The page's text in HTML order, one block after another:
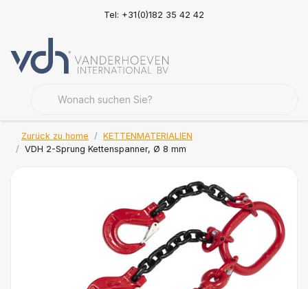
Tel: +31(0)182 35 42 42
Zurück zu home
KETTENMATERIALIEN
VDH 2-Sprung Kettenspanner, Ø 8 mm